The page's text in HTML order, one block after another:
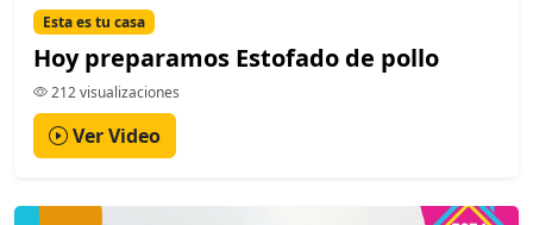
Esta es tu casa
Hoy preparamos Estofado de pollo
212 visualizaciones
Ver Video